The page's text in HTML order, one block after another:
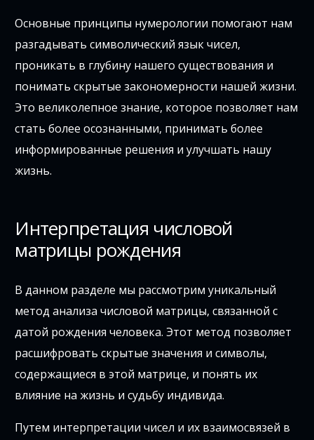
Основные принципы нумерологии помогают нам
разгадывать символический язык чисел,
проникать в глубину нашего существования и
понимать скрытые закономерности нашей жизни.
Это великолепное знание, которое позволяет нам
стать более осознанными, принимать более
информированные решения и улучшать нашу
жизнь.
Интерпретация числовой
матрицы рождения
В данном разделе мы рассмотрим уникальный
метод анализа числовой матрицы, связанной с
датой рождения человека. Этот метод позволяет
расшифровать скрытые значения и символы,
содержащиеся в этой матрице, и понять их
влияние на жизнь и судьбу индивида.
Путем интерпретации чисел и их взаимосвязей в